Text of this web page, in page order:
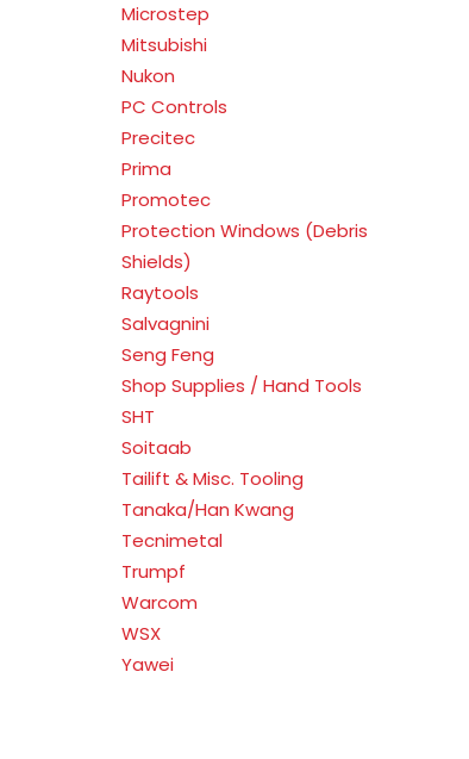
Microstep
Mitsubishi
Nukon
PC Controls
Precitec
Prima
Promotec
Protection Windows (Debris
Shields)
Raytools
Salvagnini
Seng Feng
Shop Supplies / Hand Tools
SHT
Soitaab
Tailift & Misc. Tooling
Tanaka/Han Kwang
Tecnimetal
Trumpf
Warcom
WSX
Yawei